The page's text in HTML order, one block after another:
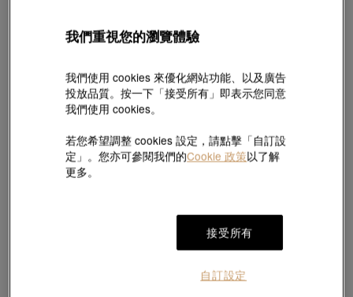
Daily Luxe
「Daily Luxe」18K 白色黃金鑽石手鐲
HK$11,000
HK$9,900
EMPHASIS
HK$39,300
我們重視您的瀏覽體驗
我們使用 cookies 來優化網站功能、以及廣告
投放品質。按一下「接受所有」即表示您同意
我們使用 cookies。
若您希望調整 cookies 設定，請點擊「自訂設
定」。您亦可參閱我們的Cookie 政策以了解
更多。
接受所有
自訂設定